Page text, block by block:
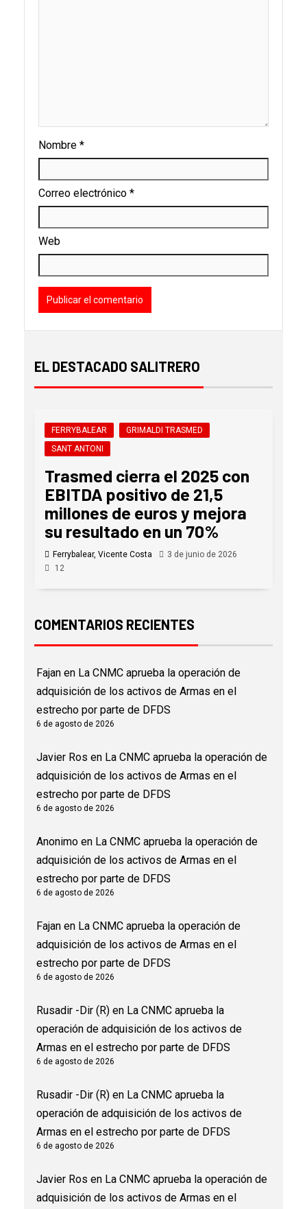
Nombre *
Correo electrónico *
Web
EL DESTACADO SALITRERO
FERRYBALEAR
GRIMALDI TRASMED
SANT ANTONI
Trasmed cierra el 2025 con
EBITDA positivo de 21,5
millones de euros y mejora
su resultado en un 70%
Ferrybalear, Vicente Costa
3 de junio de 2026
12
COMENTARIOS RECIENTES
Fajan en La CNMC aprueba la operación de
adquisición de los activos de Armas en el
estrecho por parte de DFDS
6 de agosto de 2026
Javier Ros en La CNMC aprueba la operación de
adquisición de los activos de Armas en el
estrecho por parte de DFDS
6 de agosto de 2026
Anonimo en La CNMC aprueba la operación de
adquisición de los activos de Armas en el
estrecho por parte de DFDS
6 de agosto de 2026
Fajan en La CNMC aprueba la operación de
adquisición de los activos de Armas en el
estrecho por parte de DFDS
6 de agosto de 2026
Rusadir -Dir (R) en La CNMC aprueba la
operación de adquisición de los activos de
Armas en el estrecho por parte de DFDS
6 de agosto de 2026
Rusadir -Dir (R) en La CNMC aprueba la
operación de adquisición de los activos de
Armas en el estrecho por parte de DFDS
6 de agosto de 2026
Javier Ros en La CNMC aprueba la operación de
adquisición de los activos de Armas en el